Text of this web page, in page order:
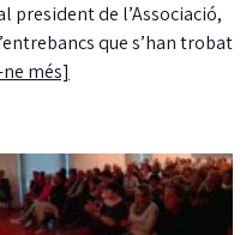
president de l’Associació,
que s’han trobat
més]